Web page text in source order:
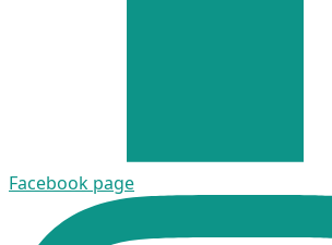
Facebook page